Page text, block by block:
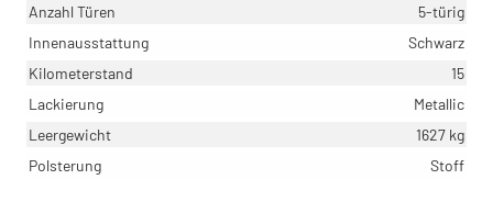
Anzahl Türen
5-türig
Innenausstattung
Schwarz
Kilometerstand
15
Lackierung
Metallic
Leergewicht
1627 kg
Polsterung
Stoff